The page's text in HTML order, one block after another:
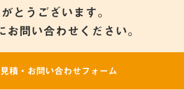
がとうございます。
お問い合わせください。
積・お問い合わせフォーム